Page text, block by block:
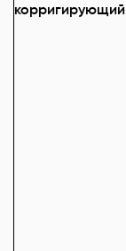
корригирующий